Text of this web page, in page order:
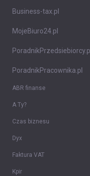
Business-tax.pl
MojeBiuro24.pl
PoradnikPrzedsiebiorcy.pl
PoradnikPracownika.pl
ABR finanse
A Ty?
Czas biznesu
Dyx
Faktura VAT
Kpir